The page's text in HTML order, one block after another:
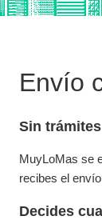
Envío
Sin
MuyLoMas se
recibes el
Decides